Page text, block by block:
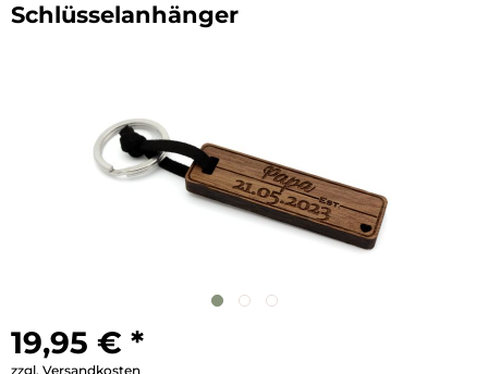
Schlüsselanhänger
19,95 € *
zzgl. Versandkosten